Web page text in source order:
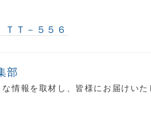
Ｔ－５５６
部
情報を取材し、皆様にお届けいた